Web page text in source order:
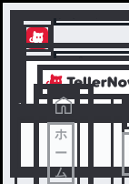
テラーノベ
アプリでサ
ホ
ー
ム